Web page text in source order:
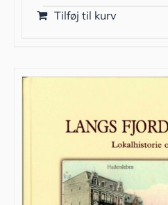
Tilføj til kurv